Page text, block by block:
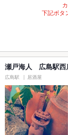
下記ボタ
瀬戸海人 広島駅西
広島駅 居酒屋